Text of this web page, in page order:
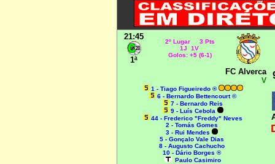
21:45
1ª
2º Lugar 3 Pts
1J 1V
Golos: +5 (6-1)
FC Alverca
V
1 - Tiago Figueiredo ®
6 - Bernardo Bettencourt ©
7 - Bernardo Reis
9 - Luís Cebola
44 - Frederico "Freddy" Neves
2 - Tomás Gomes
3 - Rui Mendes
5 - Gonçalo Vale Dias
8 - Augusto Cachucho
10 - Dário Borges ®
Paulo Casimiro